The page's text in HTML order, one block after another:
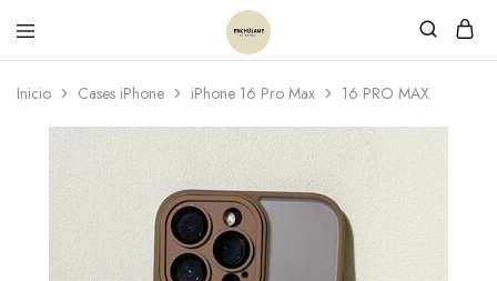
Inicio Cases iPhone iPhone 16 Pro Max 16 PRO MAX